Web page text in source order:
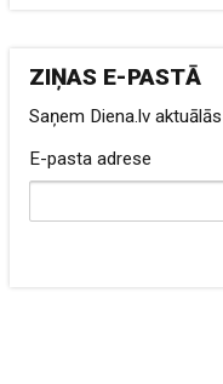
ZIŅAS E-PASTĀ
Saņem Diena.lv
E-pasta adrese